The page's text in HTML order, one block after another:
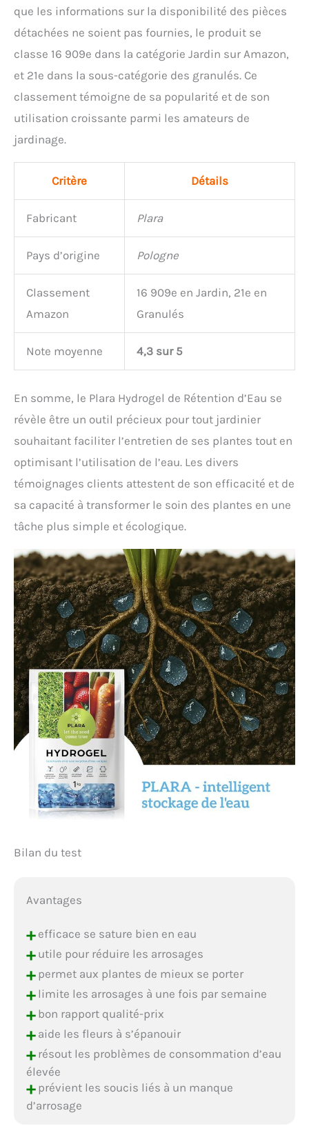
que les informations sur la disponibilité des pièces
détachées ne soient pas fournies, le produit se
classe 16 909e dans la catégorie Jardin sur Amazon,
et 21e dans la sous-catégorie des granulés. Ce
classement témoigne de sa popularité et de son
utilisation croissante parmi les amateurs de
jardinage.
Critère Détails
Fabricant Plara
Pays d’origine Pologne
Classement
Amazon
16 909e en Jardin, 21e en
Granulés
Note moyenne 4,3 sur 5
En somme, le Plara Hydrogel de Rétention d’Eau se
révèle être un outil précieux pour tout jardinier
souhaitant faciliter l’entretien de ses plantes tout en
optimisant l’utilisation de l’eau. Les divers
témoignages clients attestent de son efficacité et de
sa capacité à transformer le soin des plantes en une
tâche plus simple et écologique.
Bilan du test
Avantages
+efficace se sature bien en eau
+utile pour réduire les arrosages
+permet aux plantes de mieux se porter
+limite les arrosages à une fois par semaine
+bon rapport qualité-prix
+aide les fleurs à s’épanouir
+résout les problèmes de consommation d’eau
élevée
+prévient les soucis liés à un manque
d’arrosage